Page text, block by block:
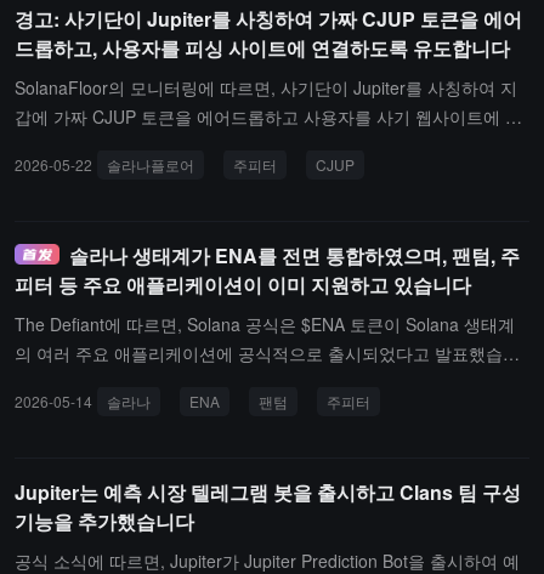
경고: 사기단이 Jupiter를 사칭하여 가짜 CJUP 토큰을 에어
드롭하고, 사용자를 피싱 사이트에 연결하도록 유도합니다
SolanaFloor의 모니터링에 따르면, 사기단이 Jupiter를 사칭하여 지
갑에 가짜 CJUP 토큰을 에어드롭하고 사용자를 사기 웹사이트에 연
2026-05-22 솔라나플로어 주피터 CJUP
솔라나 생태계가 ENA를 전면 통합하였으며, 팬텀, 주
피터 등 주요 애플리케이션이 이미 지원하고 있습니다
The Defiant에 따르면, Solana 공식은 $ENA 토큰이 Solana 생태계
의 여러 주요 애플리케이션에 공식적으로 출시되었다고 발표했습니
O, dFlow, Titan Exchange, Solflare, Kamino Swap 및 Mayan 등이
경로를 제공합니다.
2026-05-14 솔라나 ENA 팬텀 주피터
Jupiter는 예측 시장 텔레그램 봇을 출시하고 Clans 팀 구성
기능을 추가했습니다
공식 소식에 따르면, Jupiter가 Jupiter Prediction Bot을 출시하여 예